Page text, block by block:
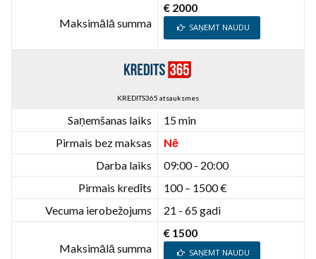
Maksimālā summa
€ 2000
SAŅEMT NAUDU
KREDITS365 atsauksmes
Saņemšanas laiks
15 min
Pirmais bez maksas
Nē
Darba laiks
09:00 - 20:00
Pirmais kredīts
100 – 1500 €
Vecuma ierobežojums
21 - 65 gadi
Maksimālā summa
€ 1500
SAŅEMT NAUDU